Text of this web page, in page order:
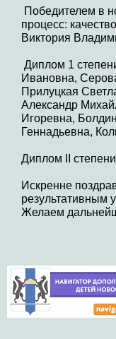
Победителем в
процесс:
Виктория
Диплом 1
Ивановна,
Прилуцкая
Александр
Игоревна,
Геннадьевна,
Диплом II
Искренне
результативным
Желаем